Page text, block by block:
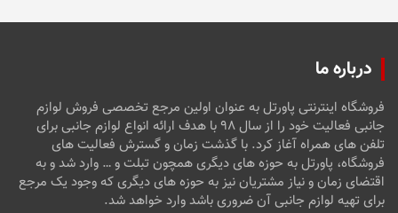
درباره ما
فروشگاه اینترنتی پاورتل به عنوان اولین مرجع تخصصی فروش لوازم
جانبی فعالیت خود را از سال ۹۸ با هدف ارائه انواع لوازم جانبی برای
تلفن های همراه آغاز کرد. با گذشت زمان و گسترش فعالیت های
فروشگاه، پاورتل به حوزه های دیگری همچون تبلت و … وارد شد و به
اقتضای زمان و نیاز مشتریان نیز به حوزه های دیگری که وجود یک مرجع
برای تهیه لوازم جانبی آن ضروری باشد وارد خواهد شد.